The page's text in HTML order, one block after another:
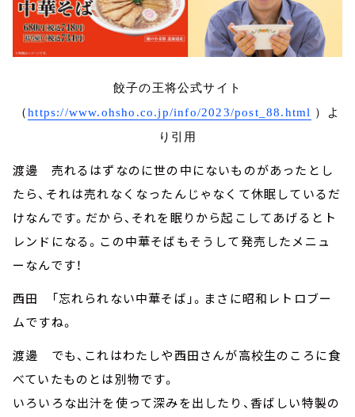
餃子の王将公式サイト
（https://www.ohsho.co.jp/info/2023/post_88.html ）よ
り引用
渡邊 売れるはずなのに世の中にないものがあったとし
たら、それは売れなくなったんじゃなくて休眠しているだ
けなんです。だから、それを眠りから起こしてあげるとト
レンドになる。この中華そばもそうして発売したメニュ
ーなんです！
西田 「忘れられない中華そば」。まさに昭和レトロブー
ムですね。
渡邊 でも、これはわたしや西田さんが高校生のころに食
べていたものとは別物です。
いろいろな出汁を使って深みを出したり、香ばしい特製の